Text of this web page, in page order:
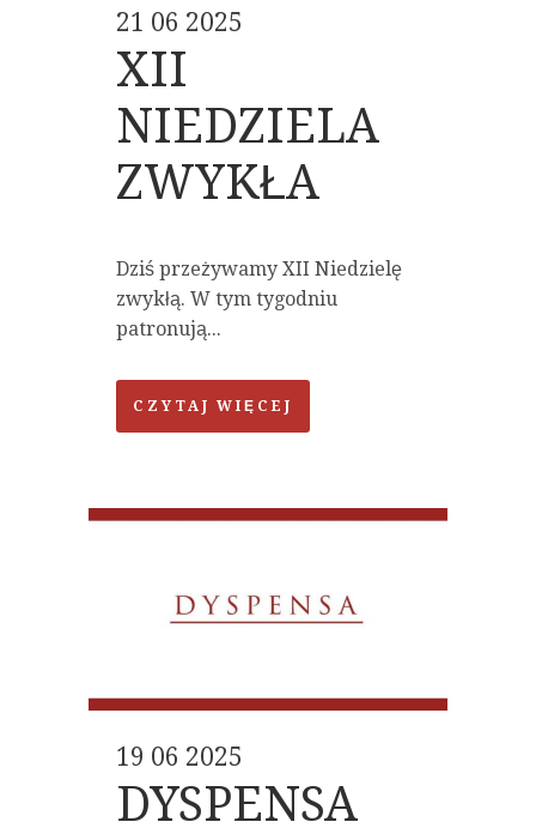
21 06 2025
XII
NIEDZIELA
ZWYKŁA
Dziś przeżywamy XII Niedzielę
zwykłą. W tym tygodniu
patronują...
CZYTAJ WIĘCEJ
19 06 2025
DYSPENSA